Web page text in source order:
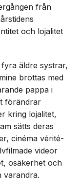
från
och lojalitet
äldre systrar,
brottas med
pappa i
förändrar
kring lojalitet,
sätts deras
cinéma vérité-
videor
osäkerhet och
varandra.